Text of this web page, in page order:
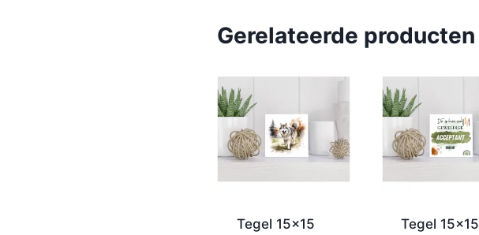
Gerelateerde producten
Tegel 15×15
Tegel 15×15